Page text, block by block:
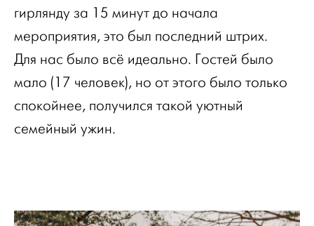
гирлянду за 15 минут до начала
мероприятия, это был последний штрих.
Для нас было всё идеально. Гостей было
мало (17 человек), но от этого было только
спокойнее, получился такой уютный
семейный ужин.